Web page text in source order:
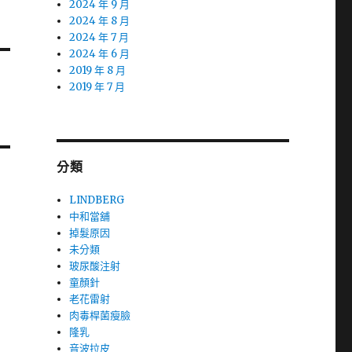
2024 年 9 月
2024 年 8 月
2024 年 7 月
2024 年 6 月
2019 年 8 月
2019 年 7 月
分類
LINDBERG
中和當舖
掉髮原因
未分類
玻尿酸注射
童顏針
老花雷射
肉毒桿菌瘦臉
隆乳
音波拉皮